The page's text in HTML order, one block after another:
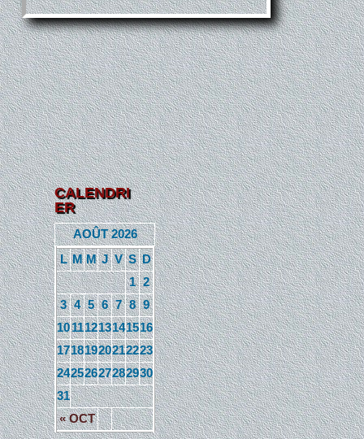
CALENDRI
ER
AOÛT 2026
L M M J V S D
« OCT
1 2
3 4 5 6 7 8 9
10111213141516
17181920212223
24252627282930
31